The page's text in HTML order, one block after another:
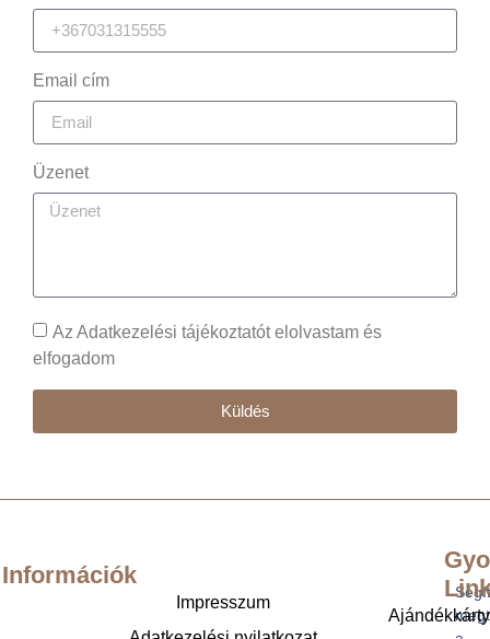
Email cím
Üzenet
Az Adatkezelési tájékoztatót elolvastam és
elfogadom
Küldés
Információk
Impresszum